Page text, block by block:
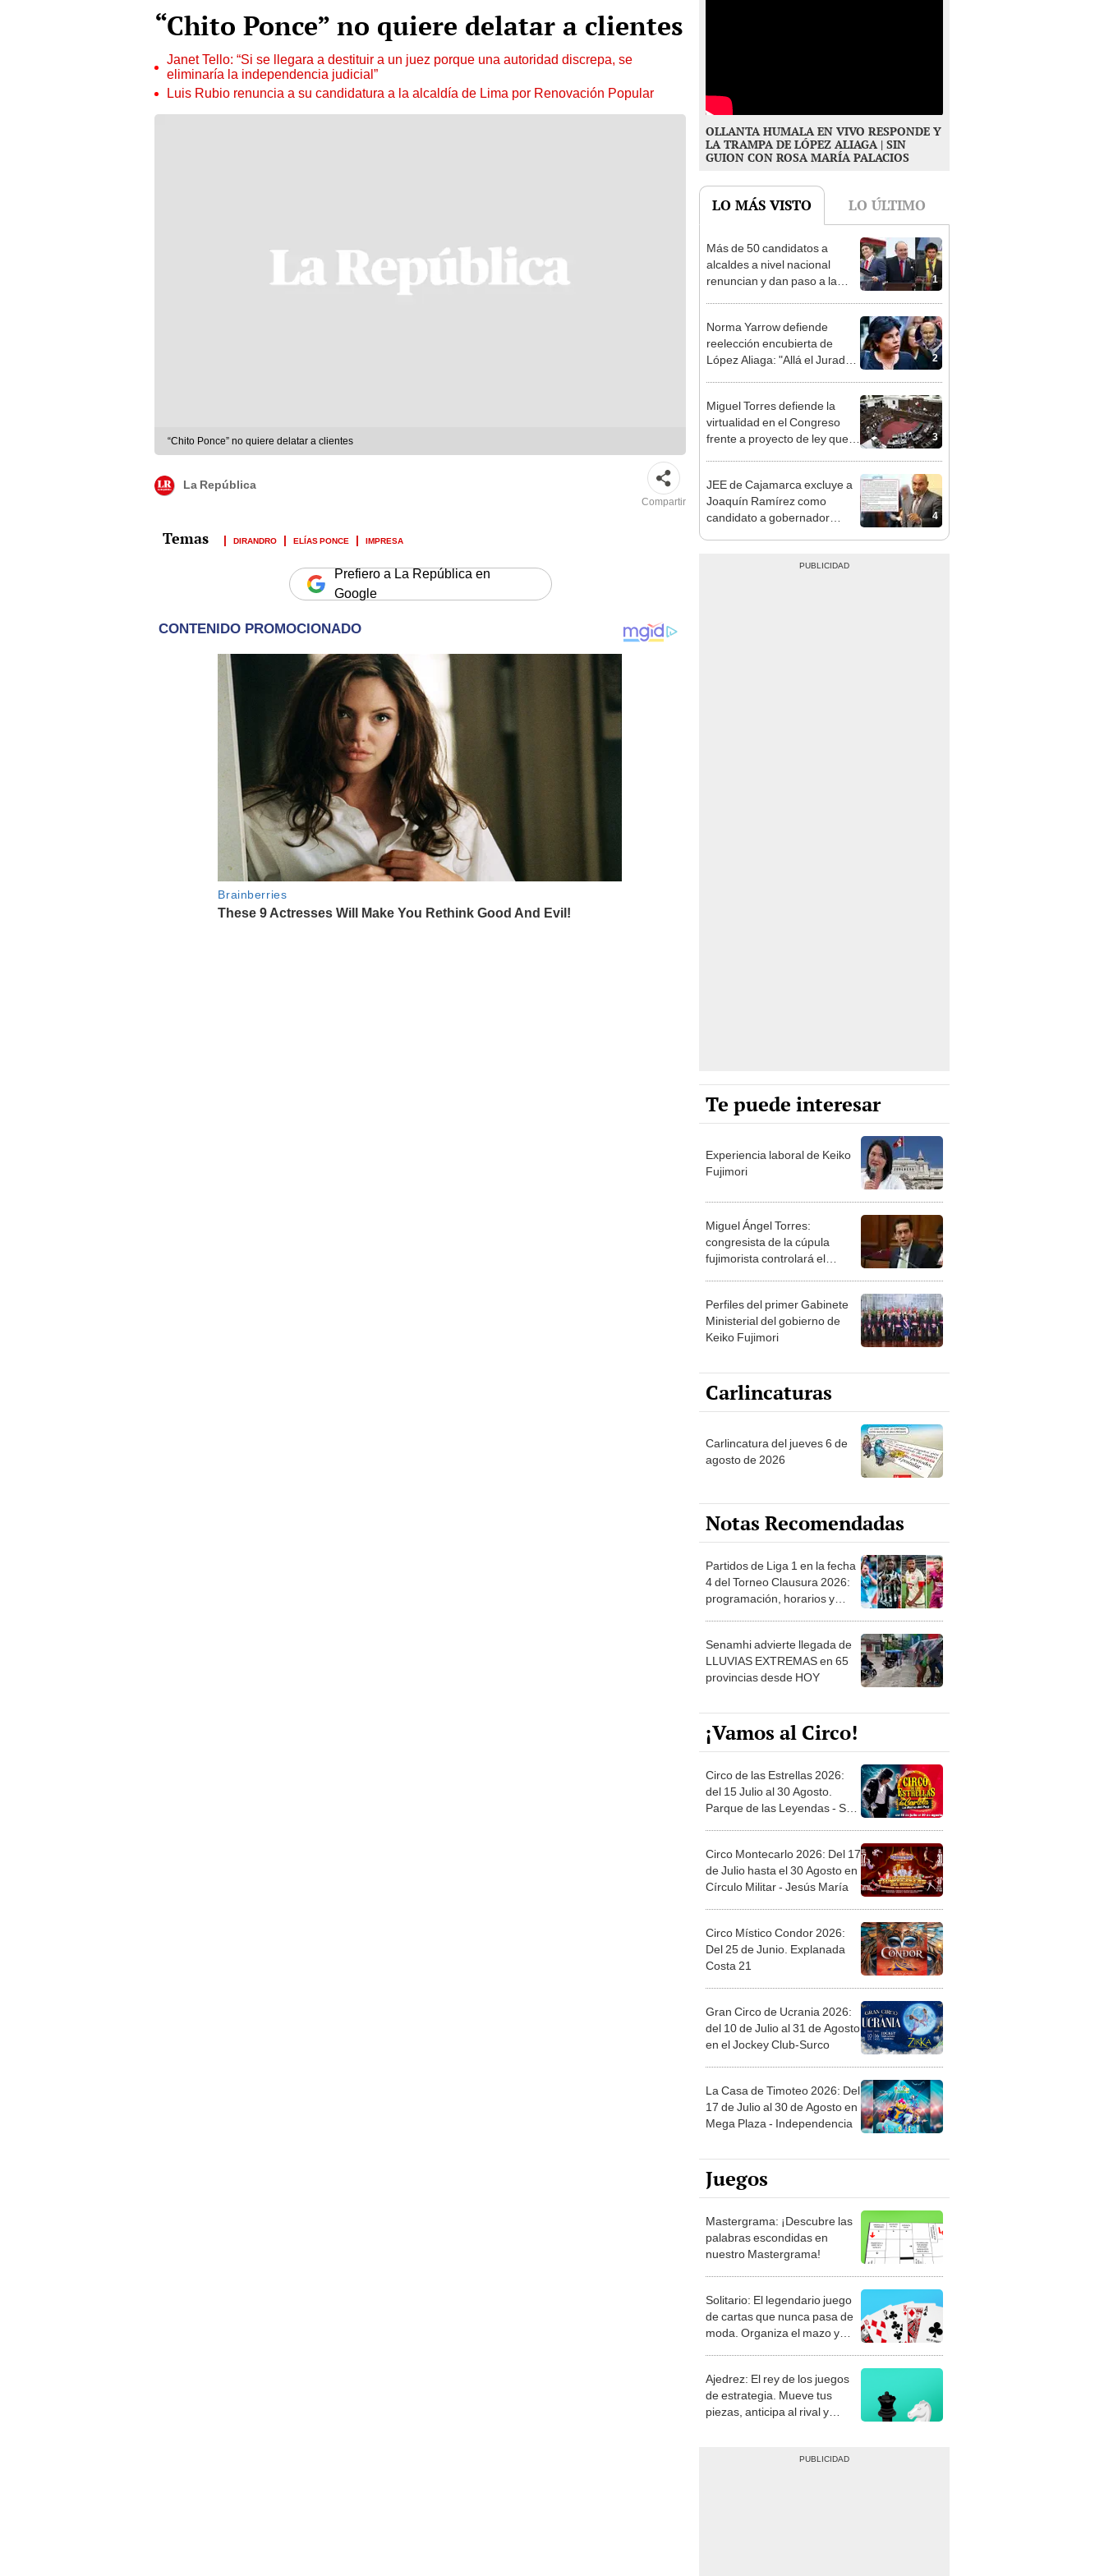
“Chito Ponce” no quiere delatar a clientes
Janet Tello: “Si se llegara a destituir a un juez porque una autoridad discrepa, se
eliminaría la independencia judicial”
Luis Rubio renuncia a su candidatura a la alcaldía de Lima por Renovación Popular
“Chito Ponce” no quiere delatar a clientes
La República
Compartir
DIRANDRO ELÍAS PONCE IMPRESA
Prefiero a La República en
Google
OLLANTA HUMALA EN VIVO RESPONDE Y
LA TRAMPA DE LÓPEZ ALIAGA | SIN
GUION CON ROSA MARÍA PALACIOS
LO MÁS VISTO LO ÚLTIMO
1
Más de 50 candidatos a
alcaldes a nivel nacional
renuncian y dan paso a la
2
Norma Yarrow defiende
reelección encubierta de
López Aliaga: "Allá el Jurado
3
Miguel Torres defiende la
virtualidad en el Congreso
frente a proyecto de ley que
4
JEE de Cajamarca excluye a
Joaquín Ramírez como
candidato a gobernador
Te puede interesar
Experiencia laboral de Keiko
Fujimori
Miguel Ángel Torres:
congresista de la cúpula
fujimorista controlará el
Perfiles del primer Gabinete
Ministerial del gobierno de
Keiko Fujimori
Carlincaturas
Carlincatura del jueves 6 de
agosto de 2026
Notas Recomendadas
Partidos de Liga 1 en la fecha
4 del Torneo Clausura 2026:
programación, horarios y
Senamhi advierte llegada de
LLUVIAS EXTREMAS en 65
provincias desde HOY
¡Vamos al Circo!
Circo de las Estrellas 2026:
del 15 Julio al 30 Agosto.
Parque de las Leyendas - San
Circo Montecarlo 2026: Del 17
de Julio hasta el 30 Agosto en
Círculo Militar - Jesús María
Circo Místico Condor 2026:
Del 25 de Junio. Explanada
Costa 21
Gran Circo de Ucrania 2026:
del 10 de Julio al 31 de Agosto
en el Jockey Club-Surco
La Casa de Timoteo 2026: Del
17 de Julio al 30 de Agosto en
Mega Plaza - Independencia
Juegos
Mastergrama: ¡Descubre las
palabras escondidas en
nuestro Mastergrama!
Solitario: El legendario juego
de cartas que nunca pasa de
moda. Organiza el mazo y
Ajedrez: El rey de los juegos
de estrategia. Mueve tus
piezas, anticipa al rival y